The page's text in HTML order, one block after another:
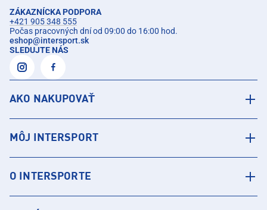
ZÁKAZNÍCKA PODPORA
+421 905 348 555
Počas pracovných dní od 09:00 do 16:00 hod.
eshop@intersport.sk
SLEDUJTE NÁS
AKO NAKUPOVAŤ
MÔJ INTERSPORT
O INTERSPORTE